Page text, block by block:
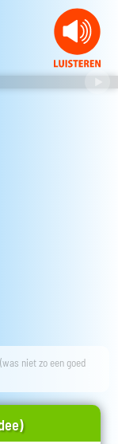
(was niet zo een goed